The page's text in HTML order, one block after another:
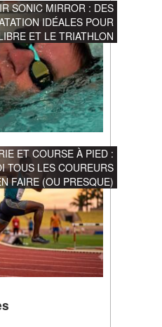
SONIC MIRROR : DES
IDÉALES POUR
ET LE TRIATHLON
ET COURSE À PIED :
TOUS LES COUREURS
FAIRE (OU PRESQUE)